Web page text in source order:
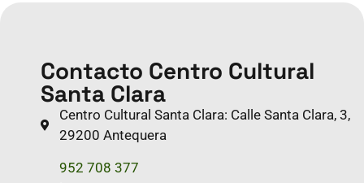
Contacto Centro Cultural
Santa Clara
Centro Cultural Santa Clara: Calle Santa Clara, 3,
29200 Antequera
952 708 377